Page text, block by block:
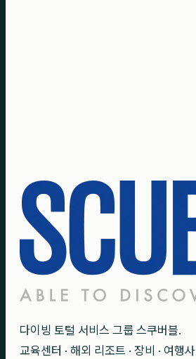
다이빙 토털 서비스 그룹 스쿠버블.
교육센터 · 해외 리조트 · 장비 · 여행사